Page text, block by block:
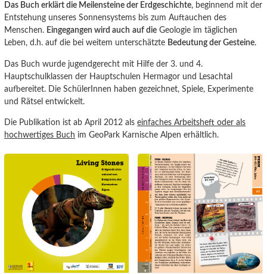
Das Buch erklärt die Meilensteine der Erdgeschichte, beginnend mit der
Entstehung unseres Sonnensystems bis zum Auftauchen des
Menschen. Eingegangen wird auch auf die Geologie im täglichen
Leben, d.h. auf die bei weitem unterschätzte Bedeutung der Gesteine.
Das Buch wurde jugendgerecht mit Hilfe der 3. und 4.
Hauptschulklassen der Hauptschulen Hermagor und Lesachtal
aufbereitet. Die SchülerInnen haben gezeichnet, Spiele, Experimente
und Rätsel entwickelt.
Die Publikation ist ab April 2012 alseinfaches Arbeitsheft oder als
hochwertiges Buch im GeoPark Karnische Alpen erhältlich.